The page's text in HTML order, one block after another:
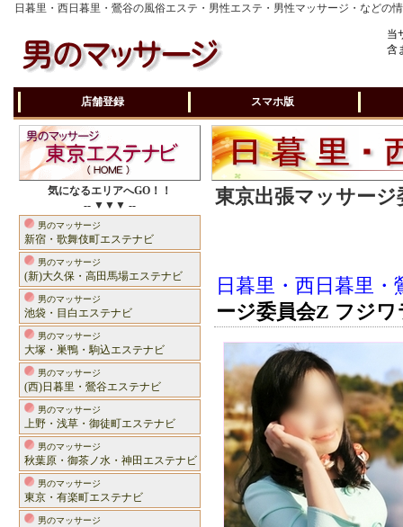
日暮里・西日暮里・鶯谷の風俗エステ・男性エステ・男性マッサージ・などの
当
含
店舗登録 スマホ版
気になるエリアへGO！！
-- ▼▼▼ --
男のマッサージ
新宿・歌舞伎町エステナビ
男のマッサージ
(新)大久保・高田馬場エステナビ
男のマッサージ
池袋・目白エステナビ
男のマッサージ
大塚・巣鴨・駒込エステナビ
男のマッサージ
(西)日暮里・鶯谷エステナビ
男のマッサージ
上野・浅草・御徒町エステナビ
男のマッサージ
秋葉原・御茶ノ水・神田エステナビ
男のマッサージ
東京・有楽町エステナビ
男のマッサージ
東京出張マッサー
日暮里・西日暮里
ージ委員会Z フジワ